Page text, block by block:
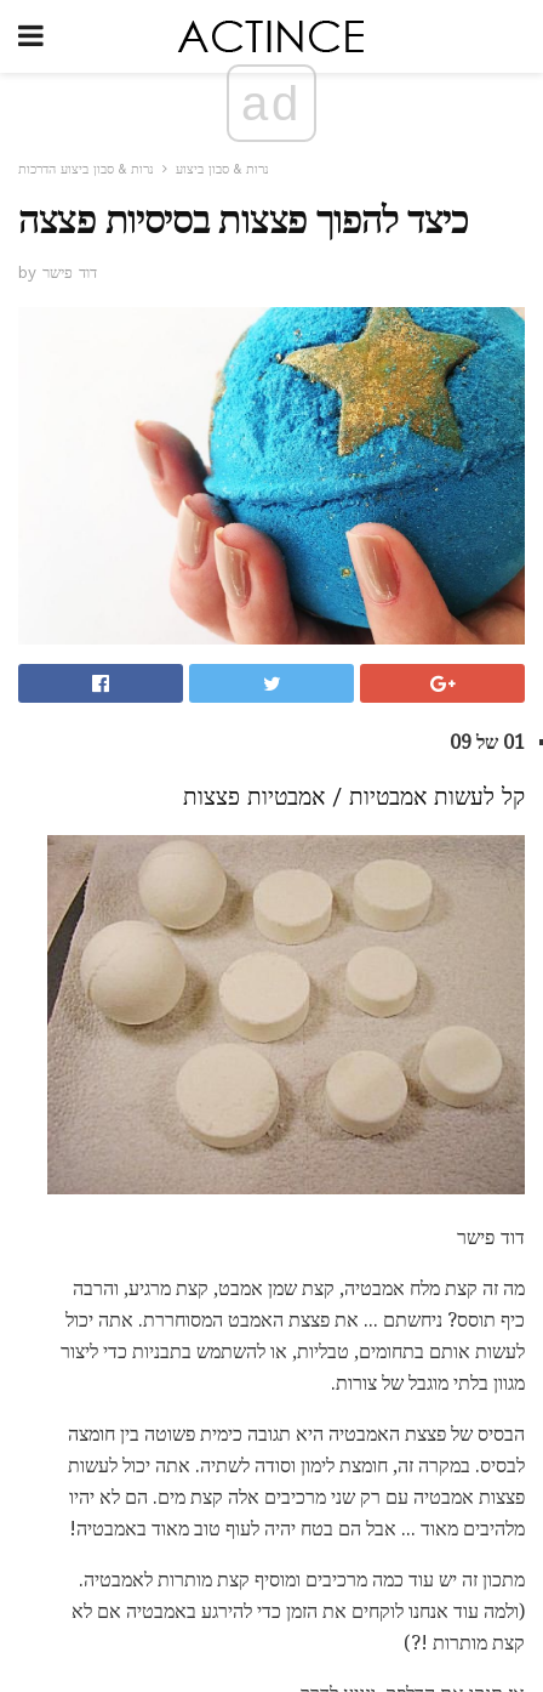
ad
נרות & סבון ביצוע נרות & סבון ביצוע הדרכות
כיצד להפוך פצצות בסיסיות פצצה
by דוד פישר
01 של 09
קל לעשות אמבטיות / אמבטיות פצצות
דוד פישר
מה זה קצת מלח אמבטיה, קצת שמן אמבט, קצת מרגיע, והרבה
כיף תוסס? ניחשתם ... את פצצת האמבט המסוחררת. אתה יכול
לעשות אותם בתחומים, טבליות, או להשתמש בתבניות כדי ליצור
מגוון בלתי מוגבל של צורות.
הבסיס של פצצת האמבטיה היא תגובה כימית פשוטה בין חומצה
לבסיס. במקרה זה, חומצת לימון וסודה לשתיה. אתה יכול לעשות
פצצות אמבטיה עם רק שני מרכיבים אלה קצת מים. הם לא יהיו
מלהיבים מאוד ... אבל הם בטח יהיה לעוף טוב מאוד באמבטיה!
מתכון זה יש עוד כמה מרכיבים ומוסיף קצת מותרות לאמבטיה.
(ולמה עוד אנחנו לוקחים את הזמן כדי להירגע באמבטיה אם לא
קצת מותרות !?)